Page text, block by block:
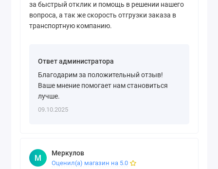
за быстрый отклик и помощь в решении нашего
вопроса, а так же скорость отгрузки заказа в
транспортную компанию.
Ответ администратора
Благодарим за положительный отзыв!
Ваше мнение помогает нам становиться
лучше.
09.10.2025
М Меркулов
Оценил(а) магазин на 5.0